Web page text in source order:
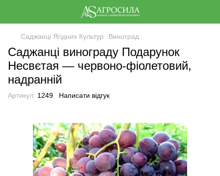
Саджанці Ягідних Культур Виноград
Саджанці винограду Подарунок
Несвєтая — червоно-фіолетовий,
надранній
Артикул: 1249 Написати відгук